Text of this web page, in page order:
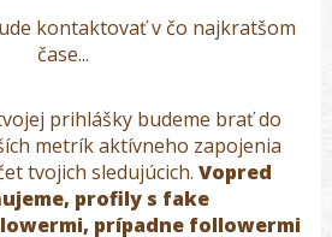
kontaktovať v čo najkratšom
čase...
prihlášky budeme brať do
metrík aktívneho zapojenia
tvojich sledujúcich. Vopred
profily s fake
prípadne followermi